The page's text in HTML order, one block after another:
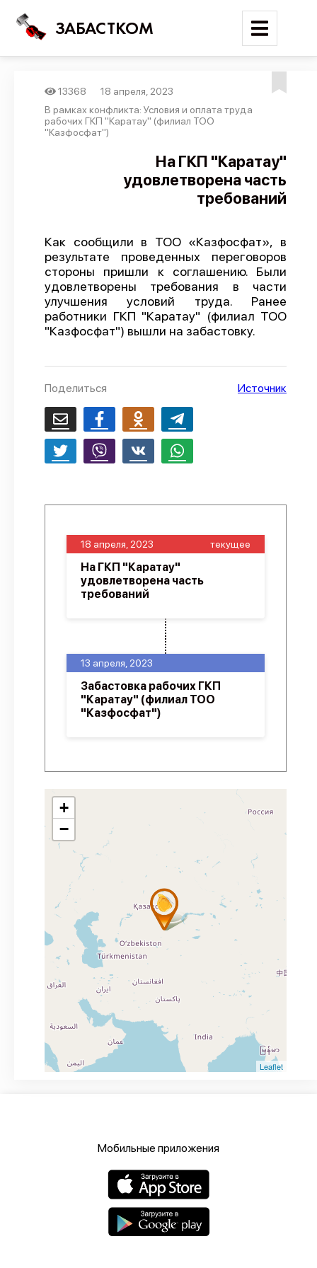
ЗАБАСТКОМ
Войти
Новости
Карта событий
Отчеты
Предложить публикацию
Справочник
API
О проекте
13368
18 апреля, 2023
В рамках конфликта: Условия и оплата труда
рабочих ГКП "Каратау" (филиал ТОО
"Казфосфат")
На ГКП "Каратау"
удовлетворена часть
требований
Как сообщили в ТОО «Казфосфат», в
результате проведенных переговоров
стороны пришли к соглашению. Были
удовлетворены требования в части
улучшения условий труда. Ранее
работники ГКП "Каратау" (филиал ТОО
"Казфосфат") вышли на забастовку.
Поделиться Источник
13 апреля, 2023
Забастовка рабочих ГКП
"Каратау" (филиал ТОО
"Казфосфат")
18 апреля, 2023 текущее
На ГКП "Каратау"
удовлетворена часть
требований
+
−
Leaflet
Мобильные приложения